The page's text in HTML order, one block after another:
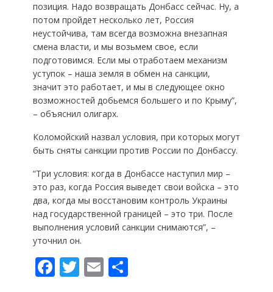
позиция. Надо возвращать Донбасс сейчас. Ну, а
потом пройдет несколько лет, Россия
неустойчива, там всегда возможна внезапная
смена власти, и мы возьмем свое, если
подготовимся. Если мы отработаем механизм
уступок – наша земля в обмен на санкции,
значит это работает, и мы в следующее окно
возможностей добьемся большего и по Крыму”,
– объяснил олигарх.
Коломойский назвал условия, при которых могут
быть сняты санкции против России по Донбассу.
“Три условия: когда в Донбассе наступил мир –
это раз, когда Россия выведет свои войска – это
два, когда мы восстановим контроль Украины
над государственной границей – это три. После
выполнения условий санкции снимаются”, –
уточнил он.
F T E П